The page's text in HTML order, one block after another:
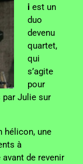
i est un
duo
devenu
quartet,
qui
s’agite
pour
Julie sur
hélicon, une
à
de revenir